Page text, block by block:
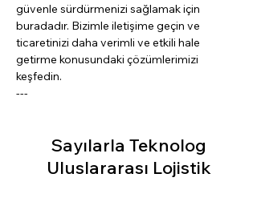
güvenle sürdürmenizi sağlamak için
buradadır. Bizimle iletişime geçin ve
ticaretinizi daha verimli ve etkili hale
getirme konusundaki çözümlerimizi
keşfedin.
---
Sayılarla Teknolog
Uluslararası Lojistik